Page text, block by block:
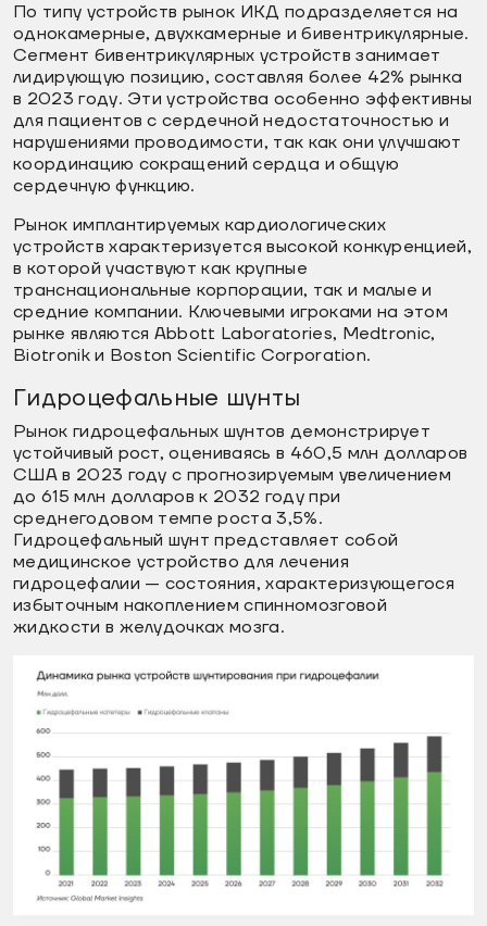
По типу устройств рынок ИКД подразделяется на
однокамерные, двухкамерные и бивентрикулярные.
Сегмент бивентрикулярных устройств занимает
лидирующую позицию, составляя более 42% рынка
в 2023 году. Эти устройства особенно эффективны
для пациентов с сердечной недостаточностью и
нарушениями проводимости, так как они улучшают
координацию сокращений сердца и общую
сердечную функцию.
Рынок имплантируемых кардиологических
устройств характеризуется высокой конкуренцией,
в которой участвуют как крупные
транснациональные корпорации, так и малые и
средние компании. Ключевыми игроками на этом
рынке являются Abbott Laboratories, Medtronic,
Biotronik и Boston Scientific Corporation.
Гидроцефальные шунты
Рынок гидроцефальных шунтов демонстрирует
устойчивый рост, оцениваясь в 460,5 млн долларов
США в 2023 году с прогнозируемым увеличением
до 615 млн долларов к 2032 году при
среднегодовом темпе роста 3,5%.
Гидроцефальный шунт представляет собой
медицинское устройство для лечения
гидроцефалии — состояния, характеризующегося
избыточным накоплением спинномозговой
жидкости в желудочках мозга.